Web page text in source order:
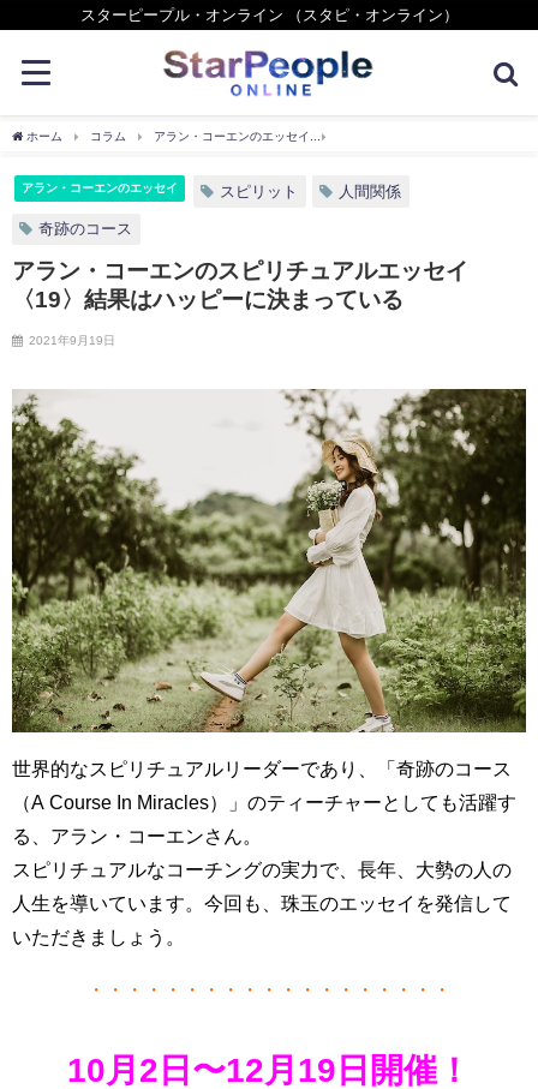
スターピープル・オンライン （スタピ・オンライン）
ホーム コラム アラン・コーエンのエッセイ
アラン・コーエンのエッセイ スピリット 人間関係
奇跡のコース
アラン・コーエンのスピリチュアルエッセイ
〈19〉結果はハッピーに決まっている
2021年9月19日
世界的なスピリチュアルリーダーであり、「奇跡のコース
（A Course In Miracles）」のティーチャーとしても活躍す
る、アラン・コーエンさん。
スピリチュアルなコーチングの実力で、長年、大勢の人の
人生を導いています。今回も、珠玉のエッセイを発信して
いただきましょう。
・・・・・・・・・・・・・・・・・・・
10月2日〜12月19日開催！